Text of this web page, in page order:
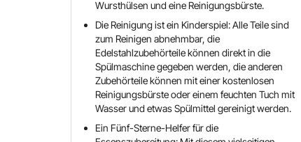
Wursthülsen und eine Reinigungsbürste.
Die Reinigung ist ein Kinderspiel: Alle Teile sind
zum Reinigen abnehmbar, die
Edelstahlzubehörteile können direkt in die
Spülmaschine gegeben werden, die anderen
Zubehörteile können mit einer kostenlosen
Reinigungsbürste oder einem feuchten Tuch mit
Wasser und etwas Spülmittel gereinigt werden.
Ein Fünf-Sterne-Helfer für die